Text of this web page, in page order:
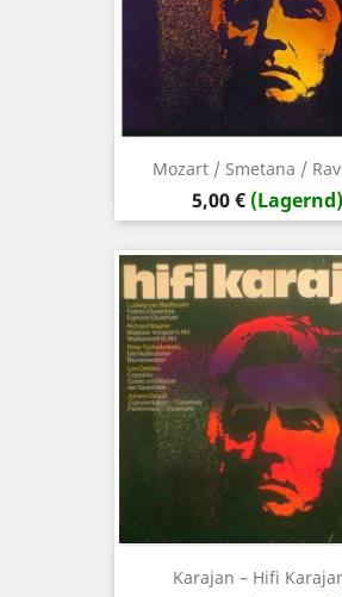
Mozart / Smetana /
Preis
5,00 € (Lagernd)
Karajan ‎– Hifi